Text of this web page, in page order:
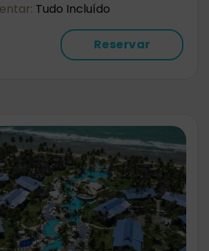
Tudo Incluído
Reservar